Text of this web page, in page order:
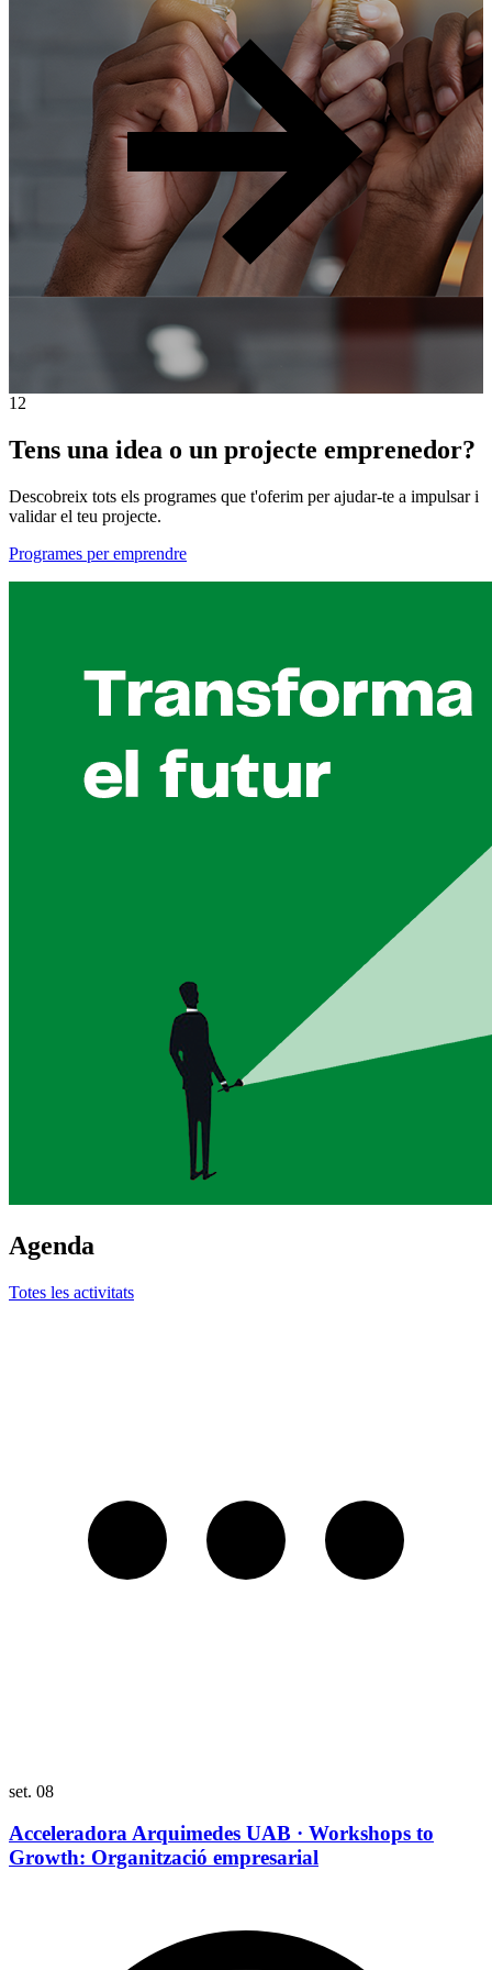
1 2
Tens una idea o un projecte emprenedor?
Descobreix tots els programes que t'oferim per ajudar-te a impulsar i
validar el teu projecte.
Programes per emprendre
Agenda
Totes les activitats
set. 08
Acceleradora Arquimedes UAB · Workshops to
Growth: Organització empresarial